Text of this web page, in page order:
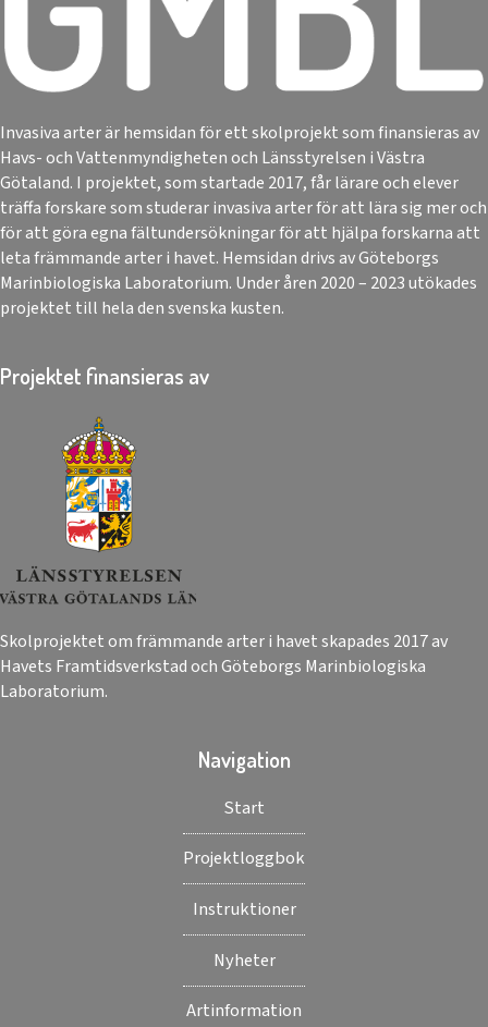
Invasiva arter är hemsidan för ett skolprojekt som finansieras av
Havs- och Vattenmyndigheten och Länsstyrelsen i Västra
Götaland. I projektet, som startade 2017, får lärare och elever
träffa forskare som studerar invasiva arter för att lära sig mer och
för att göra egna fältundersökningar för att hjälpa forskarna att
leta främmande arter i havet. Hemsidan drivs av Göteborgs
Marinbiologiska Laboratorium. Under åren 2020 – 2023 utökades
projektet till hela den svenska kusten.
Projektet finansieras av
Skolprojektet om främmande arter i havet skapades 2017 av
Havets Framtidsverkstad och Göteborgs Marinbiologiska
Laboratorium.
Navigation
Start
Projektloggbok
Instruktioner
Nyheter
Artinformation